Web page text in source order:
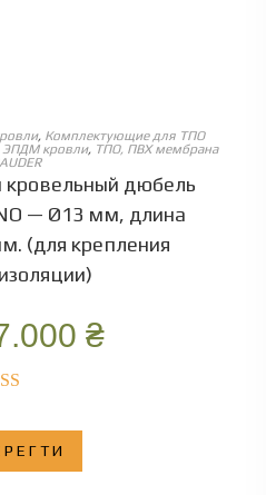
ОПЦІЇ
, Комплектующие для ТПО
ЭПДМ кровли, ТПО, ПВХ мембрана
кровельный дюбель
— Ø13 мм, длина
(для крепления
₴
из 5